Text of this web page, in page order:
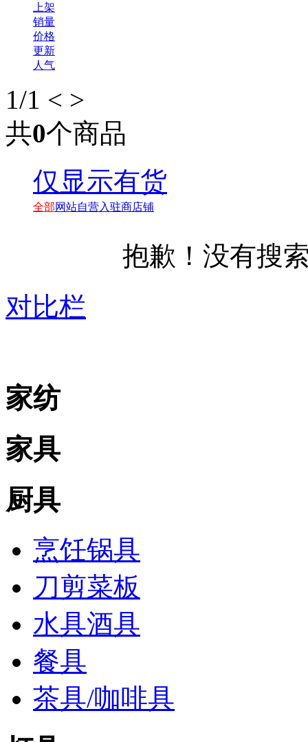
上架
销量
价格
更新
人气
1/1 < >
共0个商品
仅显示有货
全部网站自营入驻商店铺
抱歉！没有搜
对比栏
家纺
家具
厨具
烹饪锅具
刀剪菜板
水具酒具
餐具
茶具/咖啡具